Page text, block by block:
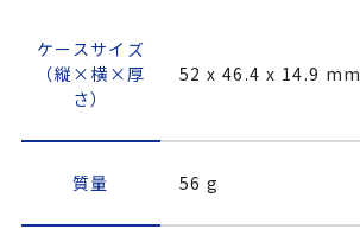
ケースサイズ
（縦×横×厚
さ）
52 x 46.4 x 14.9 mm
質量 56 g